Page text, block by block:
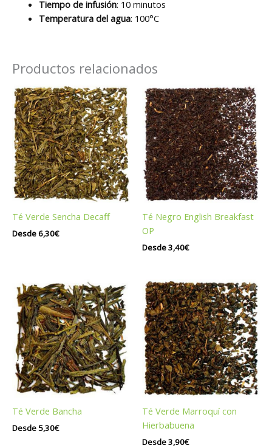
Tiempo de infusión: 10 minutos
Temperatura del agua: 100°C
Productos relacionados
Té Verde Sencha Decaff
Desde6,30€
Té Negro English Breakfast
OP
Desde3,40€
Té Verde Bancha
Desde5,30€
Té Verde Marroquí con
Hierbabuena
Desde3,90€